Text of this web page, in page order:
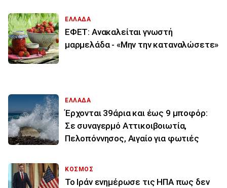
ΕΛΛΑΔΑ
ΕΦΕΤ: Ανακαλείται γνωστή
μαρμελάδα - «Μην την καταναλώσετε»
ΕΛΛΑΔΑ
Έρχονται 39άρια και έως 9 μποφόρ:
Σε συναγερμό Αττικοιβοιωτία,
Πελοπόννησος, Αιγαίο για φωτιές
ΚΟΣΜΟΣ
To Ιράν ενημέρωσε τις ΗΠΑ πως δεν